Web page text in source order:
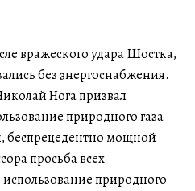
вражеского удара Шостка,
без энергоснабжения.
Нога призвал
природного газа
беспрецедентно мощной
просьба всех
природного